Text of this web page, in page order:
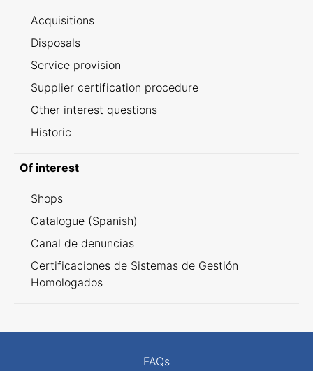
Acquisitions
Disposals
Service provision
Supplier certification procedure
Other interest questions
Historic
Of interest
Shops
Catalogue (Spanish)
Canal de denuncias
Certificaciones de Sistemas de Gestión
Homologados
FAQs